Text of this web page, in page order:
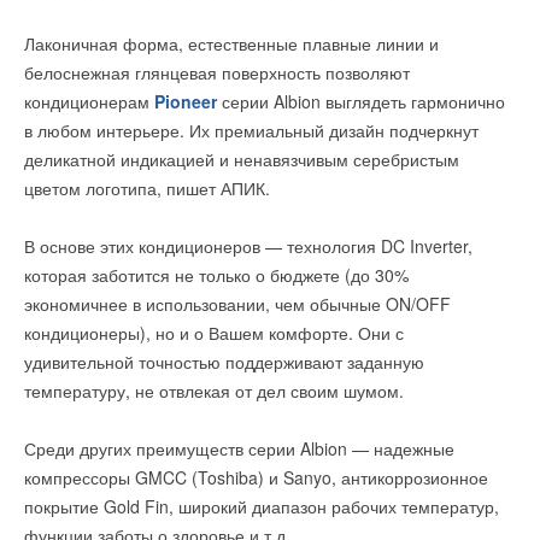
Лаконичная форма, естественные плавные линии и
белоснежная глянцевая поверхность позволяют
кондиционерам Pioneerсерии Albion выглядеть гармонично
в любом интерьере. Их премиальный дизайн подчеркнут
деликатной индикацией и ненавязчивым серебристым
цветом логотипа, пишет АПИК.
В основе этих кондиционеров — технология DC Inverter,
которая заботится не только о бюджете (до 30%
экономичнее в использовании, чем обычные ON/OFF
кондиционеры), но и о Вашем комфорте. Они с
удивительной точностью поддерживают заданную
температуру, не отвлекая от дел своим шумом.
Среди других преимуществ серии Albion — надежные
компрессоры GMCC (Toshiba) и Sanyo, антикоррозионное
покрытие Gold Fin, широкий диапазон рабочих температур,
Оригинальная функция Eco-Smart позволяет пользоваться
прибором, экономя до 30% электроэнергии и продлевая срок
эксплуатации за счет сниженной нагрузки на нагревательные
элементы.
Модель имеет функцию ускоренного нагрева воды за счет
запатентованной эмалированной поверхностью, эластичной
при нагреве (нет характерного треска) и максимальными
гигиеническими показателями при подготовке горячей воды.
Водонагреватели Eco-Flat поставляются с антикоррозийным
клапан.
продукта.
На сегодняшний компании удалось заместить импортные
комплектующие в компрессорных агрегатах на 50%, в
чиллерах на 30%, в емкостном оборудовании на 70%.
Проводимые мероприятия позволили снизить цены и в
поставлять оборудование не только в евро, но и в рублях по
фиксированному курсу. Уменьшение сроков поставки
позволяет производителю загрузить производство
дополнительными заказами.
Все проводимые мероприятия в рамках программы
качественной продукции при минимальном сроке
производства по фиксированной цене.